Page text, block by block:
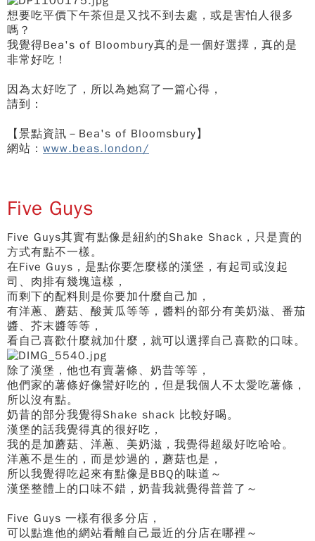
想要吃平價下午茶但是又找不到去處，或是害怕人很多
嗎？
我覺得Bea's of Bloombury真的是一個好選擇，真的是
非常好吃！
因為太好吃了，所以為她寫了一篇心得，
請到：
【景點資訊－Bea's of Bloomsbury】
網站： www.beas.london/
Five Guys
Five Guys其實有點像是紐約的Shake Shack，只是賣的
方式有點不一樣。
在Five Guys，是點你要怎麼樣的漢堡，有起司或沒起
司、肉排有幾塊這樣，
而剩下的配料則是你要加什麼自己加，
有洋蔥、蘑菇、酸黃瓜等等，醬料的部分有美奶滋、番茄
醬、芥末醬等等，
看自己喜歡什麼就加什麼，就可以選擇自己喜歡的口味。
除了漢堡，他也有賣薯條、奶昔等等，
他們家的薯條好像蠻好吃的，但是我個人不太愛吃薯條，
所以沒有點。
奶昔的部分我覺得Shake shack 比較好喝。
漢堡的話我覺得真的很好吃，
我的是加蘑菇、洋蔥、美奶滋，我覺得超級好吃哈哈。
洋蔥不是生的，而是炒過的，蘑菇也是，
所以我覺得吃起來有點像是BBQ的味道～
漢堡整體上的口味不錯，奶昔我就覺得普普了～
Five Guys 一樣有很多分店，
可以點進他的網站看離自己最近的分店在哪裡～